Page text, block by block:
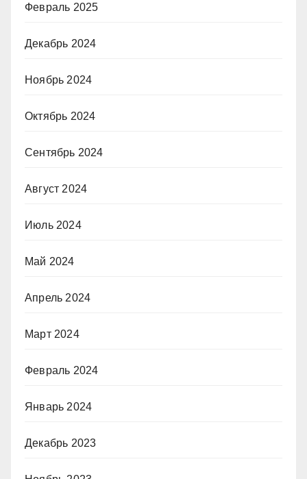
Февраль 2025
Декабрь 2024
Ноябрь 2024
Октябрь 2024
Сентябрь 2024
Август 2024
Июль 2024
Май 2024
Апрель 2024
Март 2024
Февраль 2024
Январь 2024
Декабрь 2023